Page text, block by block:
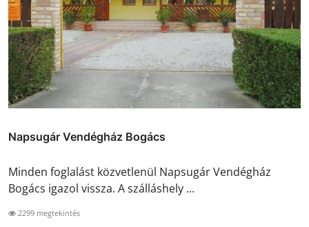
Napsugár Vendégház Bogács
Minden foglalást közvetlenül Napsugár Vendégház
Bogács igazol vissza. A szálláshely ...
2299 megtekintés